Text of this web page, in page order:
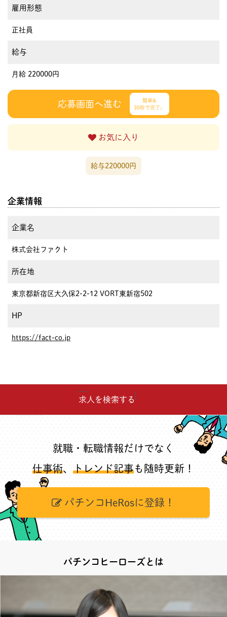
雇用形態
正社員
給与
月給 220000円
応募画面へ進む
簡単&
30秒で完了♩
お気に入り
給与220000円
企業情報
企業名
株式会社ファクト
所在地
東京都新宿区大久保2-2-12 VORT東新宿502
HP
https://fact-co.jp
求人を検索する
就職・転職情報だけでなく
仕事術、 トレンド記事も随時更新！
パチンコHeRosに登録！
パチンコヒーローズとは